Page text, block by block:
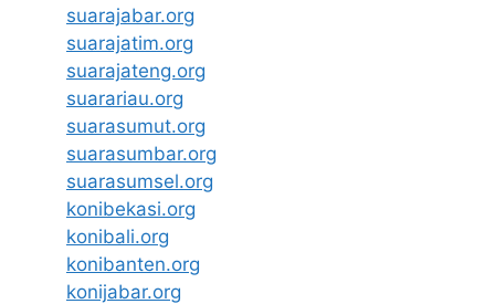
suarajabar.org
suarajatim.org
suarajateng.org
suarariau.org
suarasumut.org
suarasumbar.org
suarasumsel.org
konibekasi.org
konibali.org
konibanten.org
konijabar.org